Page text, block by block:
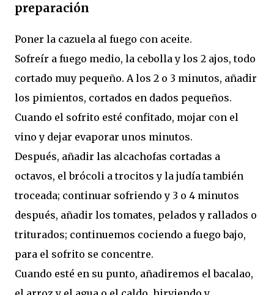
preparación
Poner la cazuela al fuego con aceite.
Sofreír a fuego medio, la cebolla y los 2 ajos, todo
cortado muy pequeño. A los 2 o 3 minutos, añadir
los pimientos, cortados en dados pequeños.
Cuando el sofrito esté confitado, mojar con el
vino y dejar evaporar unos minutos.
Después, añadir las alcachofas cortadas a
octavos, el brócoli a trocitos y la judía también
troceada; continuar sofriendo y 3 o 4 minutos
después, añadir los tomates, pelados y rallados o
triturados; continuemos cociendo a fuego bajo,
para el sofrito se concentre.
Cuando esté en su punto, añadiremos el bacalao,